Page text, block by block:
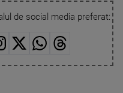
de social media preferat: